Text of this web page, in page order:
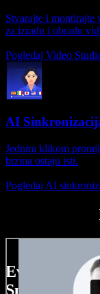
Stvarajte i montirajte
za izradu i obradu
Pogledaj Video
AI
Jednim klikom
brzina ostaju isti.
Pogledaj AI
Evo malog
Speechify